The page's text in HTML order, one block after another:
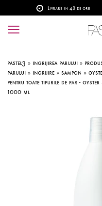
Livrare in 48 de ore
pastel3 » ingrijirea parului »
parului » ingrijire » sampon »
pentru toate tipurile de par -
1000 ml